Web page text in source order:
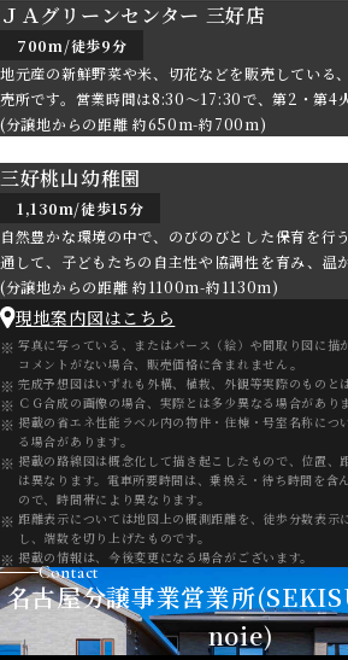
ＪＡグリーンセンター 三好店
700m/徒歩9分
地元産の新鮮野菜や米、切花などを販売している
売所です。営業時間は8:30～17:30で、第2・第4
(分譲地からの距離 約650m-約700m)
三好桃山幼稚園
1,130m/徒歩15分
自然豊かな環境の中で、のびのびとした保育を行
通して、子どもたちの自主性や協調性を育み、温
(分譲地からの距離 約1100m-約1130m)
現地案内図はこちら
写真に写っている、またはパース（絵）や間取り図に描
コメントがない場合、販売価格に含まれません。
完成予想図はいずれも外構、植栽、外観等実際のものと
ＣＧ合成の画像の場合、実際とは多少異なる場合がありま
掲載の省エネ性能ラベル内の物件・住棟・号室名称につ
る場合があります。
掲載の路線図は概念化して描き起こしたもので、位置、
は異なります。電車所要時間は、乗換え・待ち時間を含
ので、時間帯により異なります。
距離表示については地図上の概測距離を、徒歩分数表示
し、端数を切り上げたものです。
掲載の情報は、今後変更になる場合がございます。
Contact
名古屋分譲事業営業所
noie)